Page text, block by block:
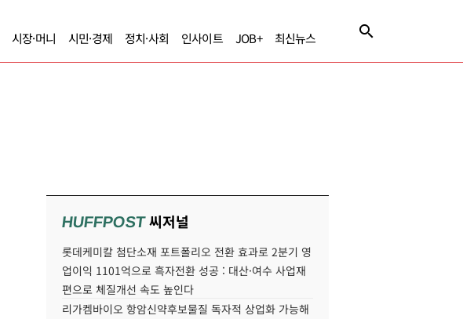
시장·머니 시민·경제 정치·사회 인사이트 JOB+ 최신뉴스
HUFFPOST씨저널
롯데케미칼 첨단소재 포트폴리오 전환 효과로 2분기 영
업이익 1101억으로 흑자전환 성공 : 대산·여수 사업재
편으로 체질개선 속도 높인다
리가켐바이오 항암신약후보물질 독자적 상업화 가능해